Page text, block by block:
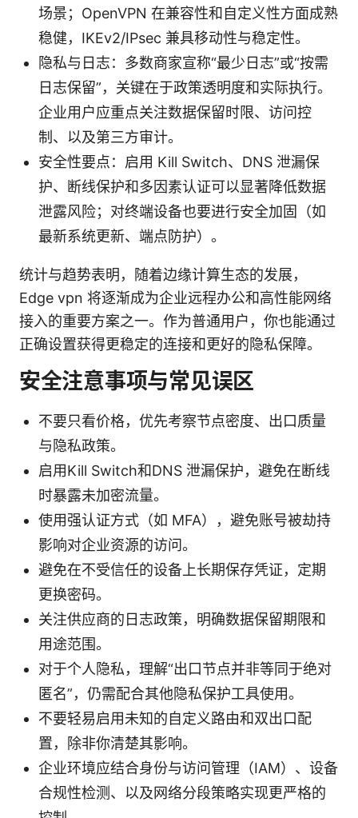
场景；OpenVPN 在兼容性和自定义性方面成熟
稳健，IKEv2/IPsec 兼具移动性与稳定性。
隐私与日志：多数商家宣称“最少日志”或“按需
日志保留”，关键在于政策透明度和实际执行。
企业用户应重点关注数据保留时限、访问控
制、以及第三方审计。
安全性要点：启用 Kill Switch、DNS 泄漏保
护、断线保护和多因素认证可以显著降低数据
泄露风险；对终端设备也要进行安全加固（如
最新系统更新、端点防护）。
统计与趋势表明，随着边缘计算生态的发展，
Edge vpn 将逐渐成为企业远程办公和高性能网络
接入的重要方案之一。作为普通用户，你也能通过
正确设置获得更稳定的连接和更好的隐私保障。
安全注意事项与常见误区
不要只看价格，优先考察节点密度、出口质量
与隐私政策。
启用Kill Switch和DNS 泄漏保护，避免在断线
时暴露未加密流量。
使用强认证方式（如 MFA），避免账号被劫持
影响对企业资源的访问。
避免在不受信任的设备上长期保存凭证，定期
更换密码。
关注供应商的日志政策，明确数据保留期限和
用途范围。
对于个人隐私，理解“出口节点并非等同于绝对
匿名”，仍需配合其他隐私保护工具使用。
不要轻易启用未知的自定义路由和双出口配
置，除非你清楚其影响。
企业环境应结合身份与访问管理（IAM）、设备
合规性检测、以及网络分段策略实现更严格的